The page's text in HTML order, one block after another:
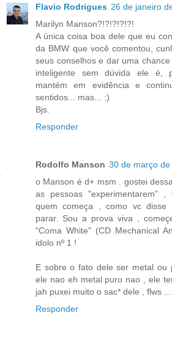
Flavio Rodrigues 26 de janeiro
Marilyn Manson?!?!?!?!?!
A única coisa boa dele que eu
da BMW que você comentou,
seus conselhos e dar uma chance
inteligente sem dúvida ele é,
mantém em evidência e
sentidos... mas... :)
Bjs.
Responder
Rodolfo Manson 30 de março
o Manson é d+ msm . gostei
as pessoas "experimentarem"
quem começa , como vc disse
parar. Sou a prova viva ,
"Coma White" (CD Mechanical
idolo nº 1 !
E sobre o fato dele ser metal ou
ele nao eh metal puro nao , ele
jah puxei muito o sac* dele , flws ...
Responder